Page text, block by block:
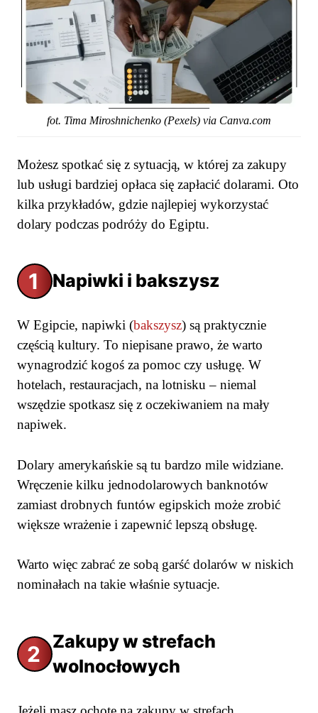
fot. Tima Miroshnichenko (Pexels) via Canva.com
Możesz spotkać się z sytuacją, w której za zakupy
lub usługi bardziej opłaca się zapłacić dolarami. Oto
kilka przykładów, gdzie najlepiej wykorzystać
dolary podczas podróży do Egiptu.
1 Napiwki i bakszysz
W Egipcie, napiwki (bakszysz) są praktycznie
częścią kultury. To niepisane prawo, że warto
wynagrodzić kogoś za pomoc czy usługę. W
hotelach, restauracjach, na lotnisku – niemal
wszędzie spotkasz się z oczekiwaniem na mały
napiwek.
Dolary amerykańskie są tu bardzo mile widziane.
Wręczenie kilku jednodolarowych banknotów
zamiast drobnych funtów egipskich może zrobić
większe wrażenie i zapewnić lepszą obsługę.
Warto więc zabrać ze sobą garść dolarów w niskich
nominałach na takie właśnie sytuacje.
2
Zakupy w strefach
wolnocłowych